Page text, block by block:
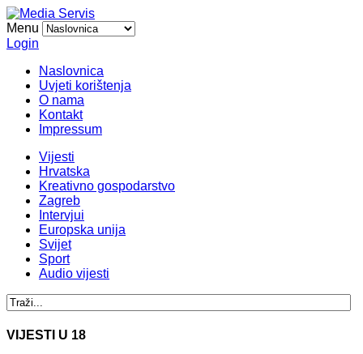
Menu
Login
Naslovnica
Uvjeti korištenja
O nama
Kontakt
Impressum
Vijesti
Hrvatska
Kreativno gospodarstvo
Zagreb
Intervjui
Europska unija
Svijet
Sport
Audio vijesti
VIJESTI U 18